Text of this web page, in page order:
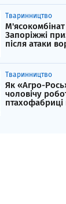
Тваринництво
Запоріжжі
після атаки
Тваринництво
Як «Агро-
чоловічу
птахофабриці